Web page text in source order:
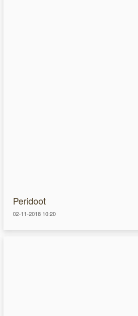
Peridoot
02-11-2018 10:20